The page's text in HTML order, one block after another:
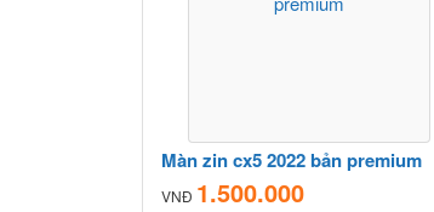
Màn zin cx5 2022 bản premium
VNĐ 1.500.000